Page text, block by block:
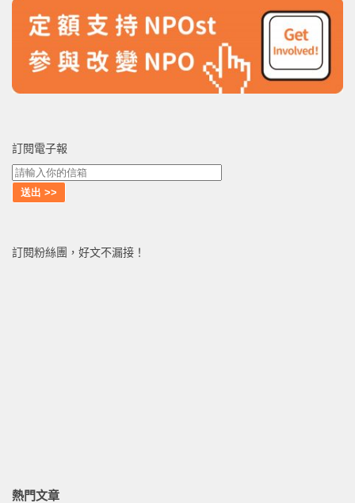
訂閱電子報
訂閱粉絲團，好文不漏接！
熱門文章